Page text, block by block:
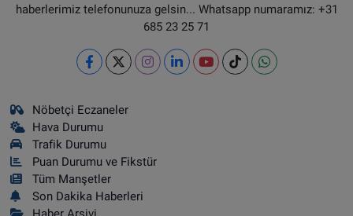
haberlerimiz telefonunuza gelsin... Whatsapp numaramız: +31
685 23 25 71
Nöbetçi Eczaneler
Hava Durumu
Trafik Durumu
Puan Durumu ve Fikstür
Tüm Manşetler
Son Dakika Haberleri